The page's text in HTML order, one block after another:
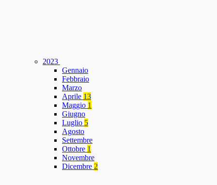
2023
Gennaio
Febbraio
Marzo
Aprile 13
Maggio 1
Giugno
Luglio 5
Agosto
Settembre
Ottobre 1
Novembre
Dicembre 2